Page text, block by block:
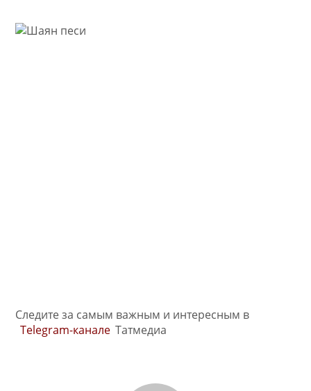
Следите за самым важным и интересным в
Telegram-канале Татмедиа